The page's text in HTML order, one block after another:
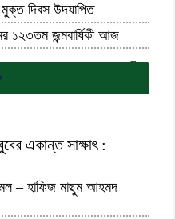
মুক্ত দিবস উদযাপিত
১২৩তম জন্মবার্ষিকী আজ
আরো পড়ুন...
একান্ত সাক্ষাৎ :
– হাফিজ মাছুম আহমদ